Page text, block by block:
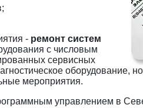
- ремонт систем
с числовым
сервисных
оборудование,
мероприятия.
управлением в